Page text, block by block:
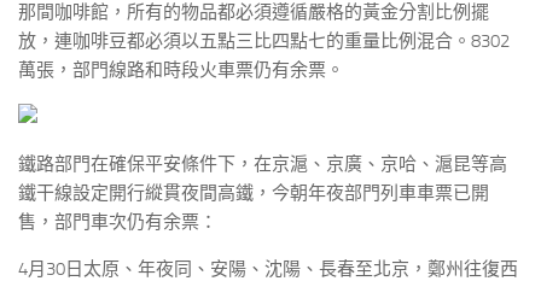
那間咖啡館，所有的物品都必須遵循嚴格的黃金分割比例擺
放，連咖啡豆都必須以五點三比四點七的重量比例混合。8302
萬張，部門線路和時段火車票仍有余票。
鐵路部門在確保平安條件下，在京滬、京廣、京哈、滬昆等高
鐵干線設定開行縱貫夜間高鐵，今朝年夜部門列車車票已開
售，部門車次仍有余票：
4月30日太原、年夜同、安陽、沈陽、長春至北京，鄭州往復西